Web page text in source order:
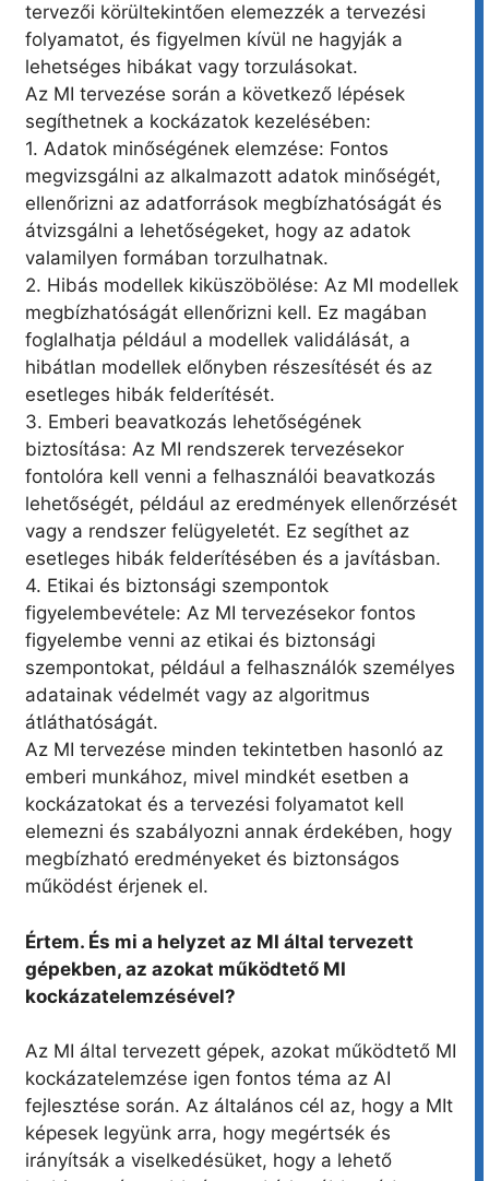
tervezői körültekintően elemezzék a tervezési
folyamatot, és figyelmen kívül ne hagyják a
lehetséges hibákat vagy torzulásokat.
Az MI tervezése során a következő lépések
segíthetnek a kockázatok kezelésében:
1. Adatok minőségének elemzése: Fontos
megvizsgálni az alkalmazott adatok minőségét,
ellenőrizni az adatforrások megbízhatóságát és
átvizsgálni a lehetőségeket, hogy az adatok
valamilyen formában torzulhatnak.
2. Hibás modellek kiküszöbölése: Az MI modellek
megbízhatóságát ellenőrizni kell. Ez magában
foglalhatja például a modellek validálását, a
hibátlan modellek előnyben részesítését és az
esetleges hibák felderítését.
3. Emberi beavatkozás lehetőségének
biztosítása: Az MI rendszerek tervezésekor
fontolóra kell venni a felhasználói beavatkozás
lehetőségét, például az eredmények ellenőrzését
vagy a rendszer felügyeletét. Ez segíthet az
esetleges hibák felderítésében és a javításban.
4. Etikai és biztonsági szempontok
figyelembevétele: Az MI tervezésekor fontos
figyelembe venni az etikai és biztonsági
szempontokat, például a felhasználók személyes
adatainak védelmét vagy az algoritmus
átláthatóságát.
Az MI tervezése minden tekintetben hasonló az
emberi munkához, mivel mindkét esetben a
kockázatokat és a tervezési folyamatot kell
elemezni és szabályozni annak érdekében, hogy
megbízható eredményeket és biztonságos
működést érjenek el.
Értem. És mi a helyzet az MI által tervezett
gépekben, az azokat működtető MI
kockázatelemzésével?
Az MI által tervezett gépek, azokat működtető MI
kockázatelemzése igen fontos téma az AI
fejlesztése során. Az általános cél az, hogy a MIt
képesek legyünk arra, hogy megértsék és
irányítsák a viselkedésüket, hogy a lehető